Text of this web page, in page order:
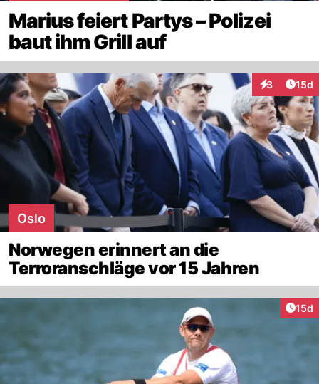
Marius feiert Partys – Polizei
baut ihm Grill auf
3
Interaktionen
15d
Oslo
Norwegen erinnert an die
Terroranschläge vor 15 Jahren
15d